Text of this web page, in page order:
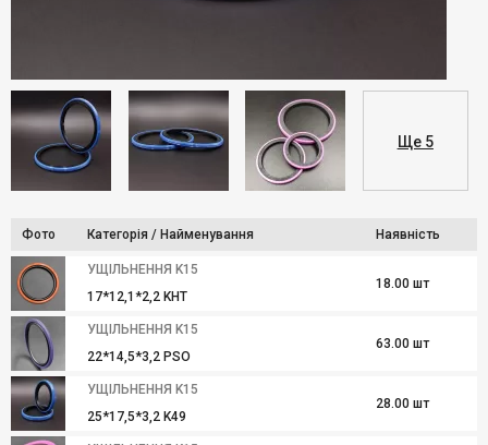
Ще 5
Фото Категорія / Найменування Наявність
УЩІЛЬНЕННЯ K15
17*12,1*2,2 KHT
18.00 шт
УЩІЛЬНЕННЯ K15
22*14,5*3,2 PSO
63.00 шт
УЩІЛЬНЕННЯ K15
25*17,5*3,2 K49
28.00 шт